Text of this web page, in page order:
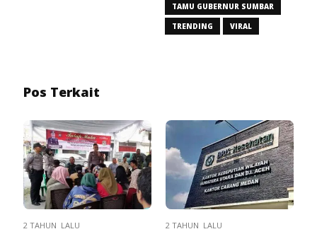
TAMU GUBERNUR SUMBAR
TRENDING
VIRAL
Pos Terkait
2 TAHUN LALU 2 TAHUN LALU